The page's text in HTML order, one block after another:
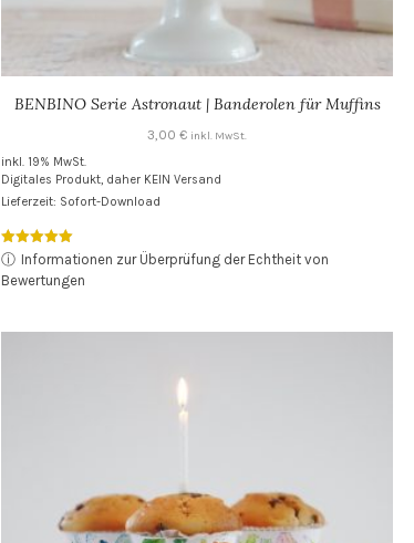
BENBINO Serie Astronaut | Banderolen für Muffins
3,00€ inkl. MwSt.
inkl. 19% MwSt.
Digitales Produkt, daher KEIN Versand
Lieferzeit: Sofort-Download
Bewertet mit
5.00
von 5
ⓘ Informationen zur Überprüfung der Echtheit von
Bewertungen